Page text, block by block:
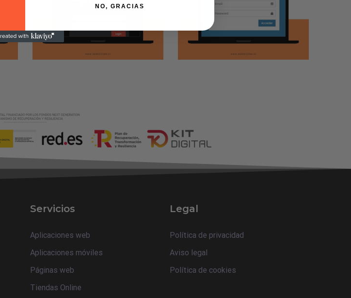
MotorSport
APLICACIÓN WEB
Muebles
Paulo App
APLICACIÓN WEB
Servicios
Aplicaciones web
Aplicaciones móviles
Páginas web
Tiendas Online
Legal
Política de privacidad
Aviso legal
Política de cookies
NO, GRACIAS